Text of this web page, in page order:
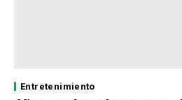
Entretenimiento